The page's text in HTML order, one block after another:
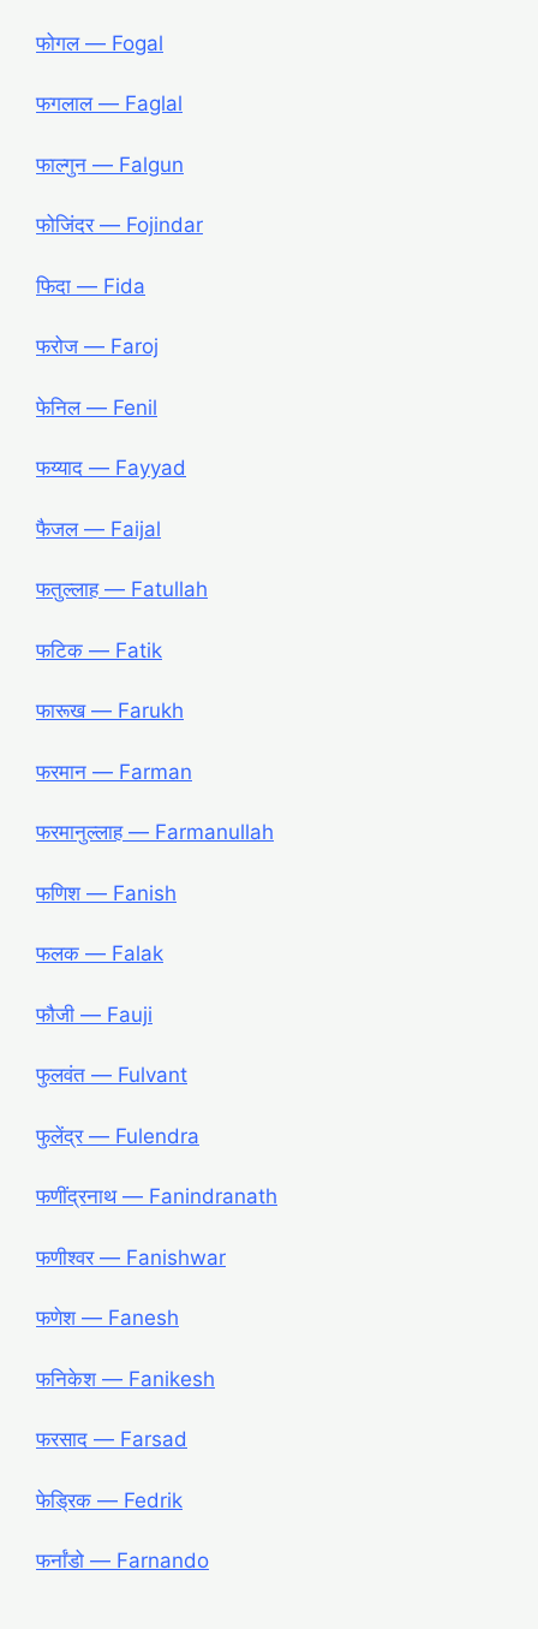
फोगल — Fogal
फगलाल — Faglal
फाल्गुन — Falgun
फोजिंदर ― Fojindar
फिदा ― Fida
फरोज ― Faroj
फेनिल ― Fenil
फय्याद ― Fayyad
फैजल ― Faijal
फतुल्लाह ― Fatullah
फटिक ― Fatik
फारूख ― Farukh
फरमान ― Farman
फरमानुल्लाह ― Farmanullah
फणिश ― Fanish
फलक ― Falak
फौजी ― Fauji
फुलवंत ― Fulvant
फुलेंद्र ― Fulendra
फणींद्रनाथ ― Fanindranath
फणीश्वर ― Fanishwar
फणेश ― Fanesh
फनिकेश ― Fanikesh
फरसाद ― Farsad
फेड्रिक ― Fedrik
फर्नांडो ― Farnando